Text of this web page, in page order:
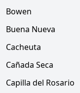
Bowen
Buena Nueva
Cacheuta
Cañada Seca
Capilla del Rosario